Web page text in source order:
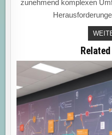
zunehmend komplexen